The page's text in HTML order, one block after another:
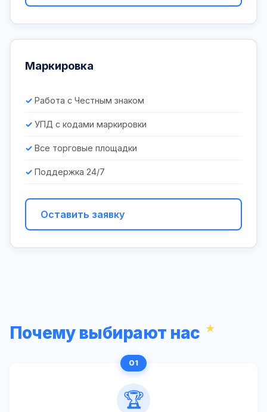
Маркировка
Работа с Честным знаком
УПД с кодами маркировки
Все торговые площадки
Поддержка 24/7
Оставить заявку
Почему выбирают нас
🏆